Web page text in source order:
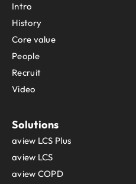
Intro
History
Core value
People
Recruit
Video
Solutions
aview LCS Plus
aview LCS
aview COPD